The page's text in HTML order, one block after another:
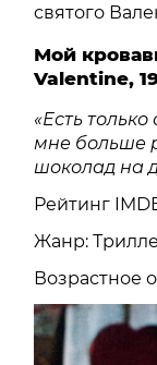
святого
Мой
Valentine,
«Есть
мне больше
шоколад на
Рейтинг
Жанр:
Возрастное